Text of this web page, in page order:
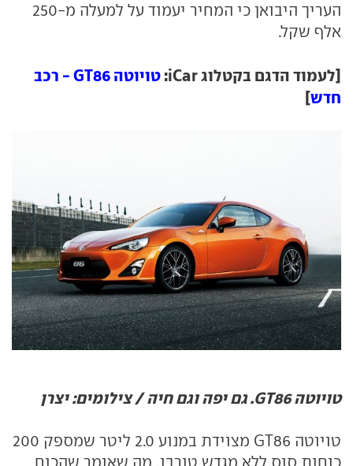
העריך היבואן כי המחיר יעמוד על למעלה מ-250
אלף שקל.
[לעמוד הדגם בקטלוג iCar:
טויוטה GT86 - רכב
חדש]
טויוטה GT86. גם יפה וגם חיה / צילומים: יצרן
טויוטה GT86 מצוידת במנוע 2.0 ליטר שמספק 200
כוחות סוס ללא מגדש טורבו, מה שאומר שהכוח